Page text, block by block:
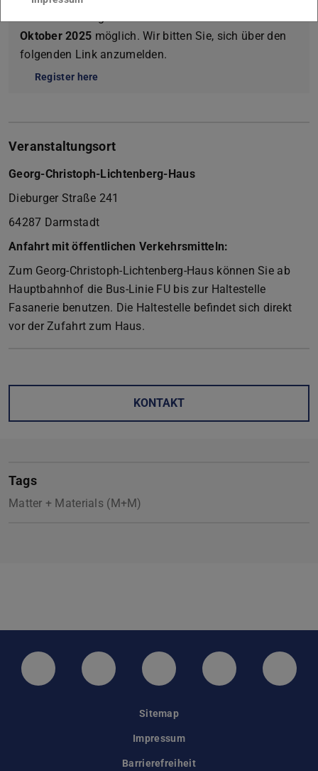
Oktober 2025 möglich. Wir bitten Sie, sich über den
folgenden Link anzumelden.
Register here
Veranstaltungsort
Georg-Christoph-Lichtenberg-Haus
Dieburger Straße 241
64287 Darmstadt
Anfahrt mit öffentlichen Verkehrsmitteln:
Zum Georg-Christoph-Lichtenberg-Haus können Sie ab
Hauptbahnhof die Bus-Linie FU bis zur Haltestelle
Fasanerie benutzen. Die Haltestelle befindet sich direkt
vor der Zufahrt zum Haus.
KONTAKT
Tags
Matter + Materials (M+M)
LinkedIn-Seite der TU Darmstadt
Instagram-Kanal der TU
Bluesky-Kanal der TU
Facebook-
Sitemap
Impressum
Barrierefreiheit